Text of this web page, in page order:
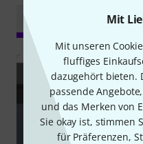
Mit
Mit unseren
fluffiges
dazugehört bieten.
passende
und das Merken von
Sie okay ist, stimmen
für Präferenzen,
Alle